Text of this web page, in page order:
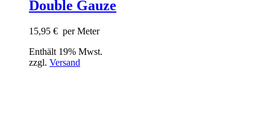
Double Gauze
15,95 € per Meter
Enthält 19% Mwst.
zzgl. Versand